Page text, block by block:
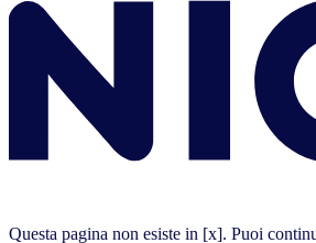
Questa pagina non esiste in [x]. Puoi